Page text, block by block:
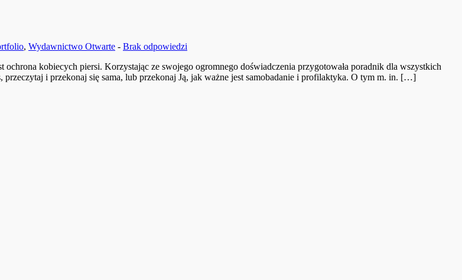
, Wydawnictwo Otwarte - Brak odpowiedzi
kobiecych piersi. Korzystając ze swojego ogromnego doświadczenia przygotowała poradnik dla wszystkich
i przekonaj się sama, lub przekonaj Ją, jak ważne jest samobadanie i profilaktyka. O tym m. in. […]